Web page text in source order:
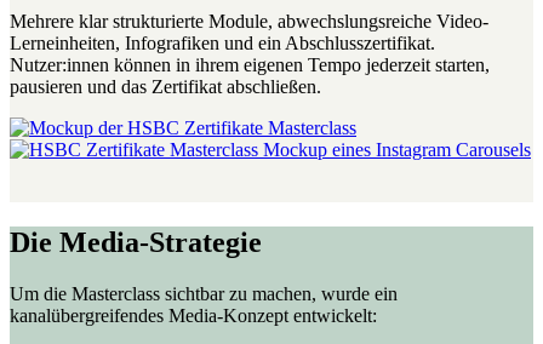
Mehrere klar strukturierte Module, abwechslungsreiche Video-
Lerneinheiten, Infografiken und ein Abschlusszertifikat.
Nutzer:innen können in ihrem eigenen Tempo jederzeit starten,
pausieren und das Zertifikat abschließen.
Die Media-Strategie
Um die Masterclass sichtbar zu machen, wurde ein
kanalübergreifendes Media-Konzept entwickelt: